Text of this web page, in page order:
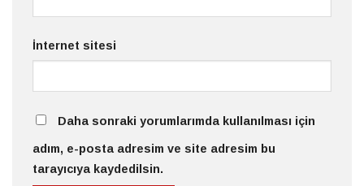
İnternet sitesi
Daha sonraki yorumlarımda kullanılması için
adım, e-posta adresim ve site adresim bu
tarayıcıya kaydedilsin.